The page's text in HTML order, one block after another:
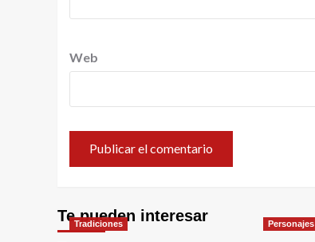
Web
Te pueden interesar
Tradiciones Personajes